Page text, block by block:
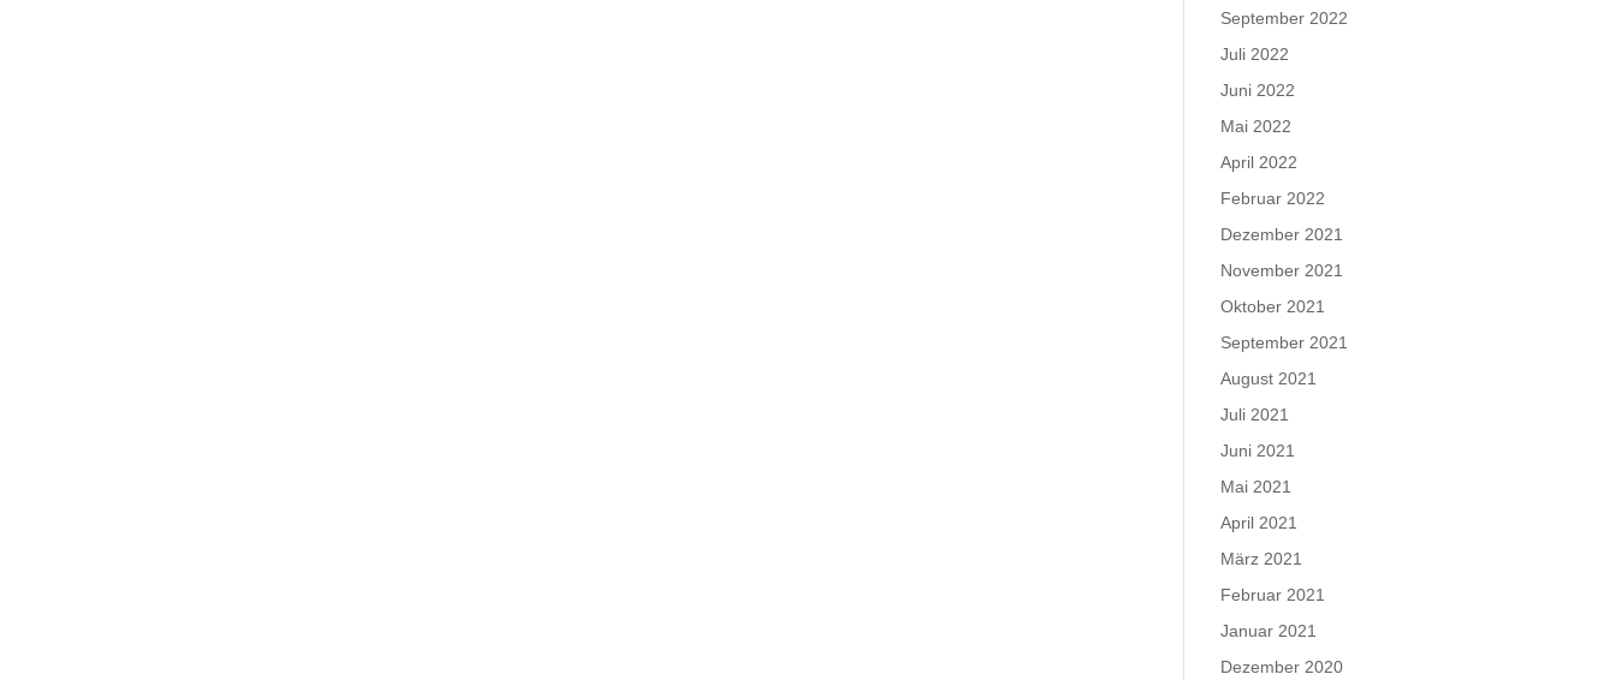
September 2022
Juli 2022
Juni 2022
Mai 2022
April 2022
Februar 2022
Dezember 2021
November 2021
Oktober 2021
September 2021
August 2021
Juli 2021
Juni 2021
Mai 2021
April 2021
März 2021
Februar 2021
Januar 2021
Dezember 2020